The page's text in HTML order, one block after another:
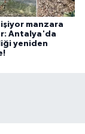
manzara
Antalya'da
yeniden